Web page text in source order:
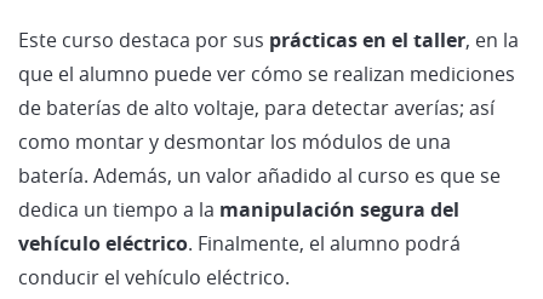
Este curso destaca por sus prácticas en el taller, en la
que el alumno puede ver cómo se realizan mediciones
de baterías de alto voltaje, para detectar averías; así
como montar y desmontar los módulos de una
batería. Además, un valor añadido al curso es que se
dedica un tiempo a la manipulación segura del
vehículo eléctrico. Finalmente, el alumno podrá
conducir el vehículo eléctrico.